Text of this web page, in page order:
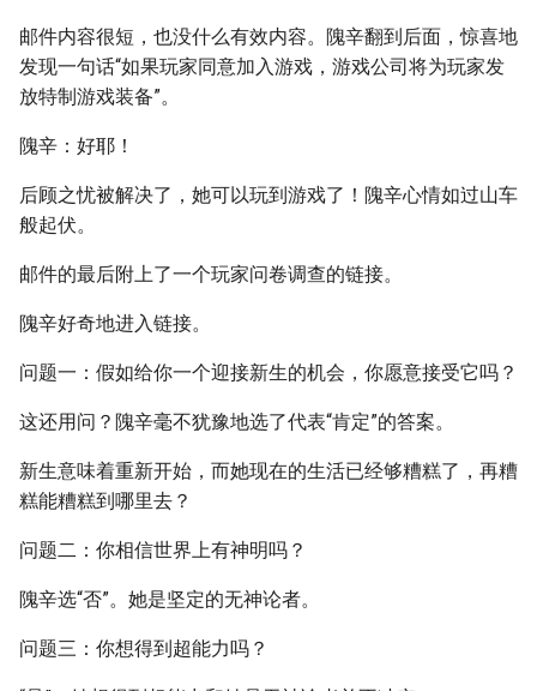
邮件内容很短，也没什么有效内容。隗辛翻到后面，惊喜地
发现一句话“如果玩家同意加入游戏，游戏公司将为玩家发
放特制游戏装备”。
隗辛：好耶！
后顾之忧被解决了，她可以玩到游戏了！隗辛心情如过山车
般起伏。
邮件的最后附上了一个玩家问卷调查的链接。
隗辛好奇地进入链接。
问题一：假如给你一个迎接新生的机会，你愿意接受它吗？
这还用问？隗辛毫不犹豫地选了代表“肯定”的答案。
新生意味着重新开始，而她现在的生活已经够糟糕了，再糟
糕能糟糕到哪里去？
问题二：你相信世界上有神明吗？
隗辛选“否”。她是坚定的无神论者。
问题三：你想得到超能力吗？